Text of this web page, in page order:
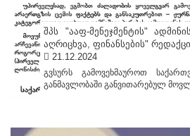
შპს "ააფ-მენეჯმენტის"
აღრიცხვა, ფინანსების"
21.12.2024
გვსურს გამოვეხმაუროთ
განმავლობაში განვითარებულ